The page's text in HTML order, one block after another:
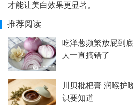
才能让美白效果更显著。
推荐阅读
吃洋葱频繁放屁到
人一直搞错了
川贝枇杷膏 润喉护
识要知道